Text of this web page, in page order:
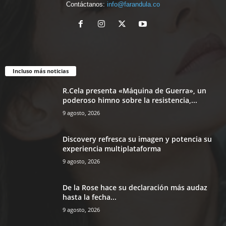
Contáctanos: info@farandula.co
Incluso más noticias
R.Cela presenta «Máquina de Guerra», un
poderoso himno sobre la resistencia,...
9 agosto, 2026
Discovery refresca su imagen y potencia su
experiencia multiplataforma
9 agosto, 2026
De la Rose hace su declaración más audaz
hasta la fecha...
9 agosto, 2026